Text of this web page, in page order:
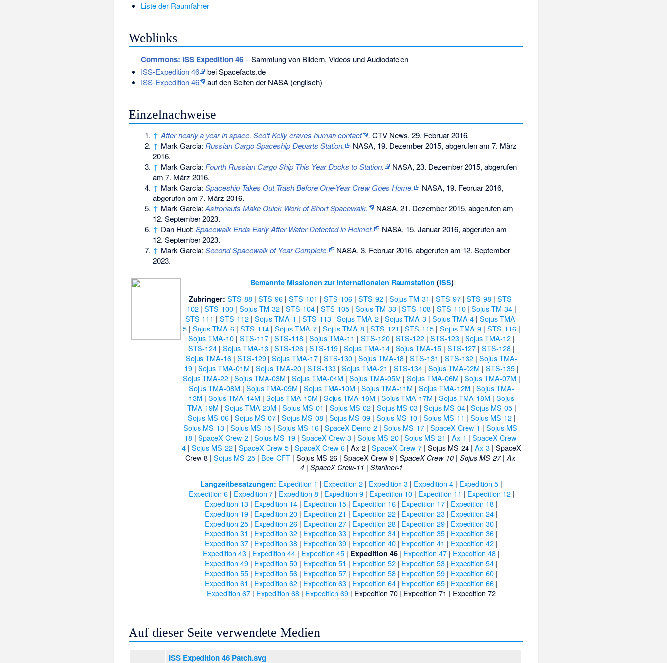
Liste der Raumfahrer
Weblinks
Commons: ISS Expedition 46– Sammlung von Bildern, Videos und Audiodateien
ISS-Expedition 46
bei Spacefacts.de
ISS-Expedition 46
auf den Seiten der NASA (englisch)
Einzelnachweise
↑ After nearly a year in space, Scott Kelly craves human contact . CTV News, 29. Februar 2016.
↑ Mark Garcia: Russian Cargo Spaceship Departs Station. NASA, 19. Dezember 2015, abgerufen am 7. März
2016.
↑ Mark Garcia: Fourth Russian Cargo Ship This Year Docks to Station. NASA, 23. Dezember 2015, abgerufen
am 7. März 2016.
↑ Mark Garcia: Spaceship Takes Out Trash Before One-Year Crew Goes Home.
NASA, 19. Februar 2016,
abgerufen am 7. März 2016.
↑ Mark Garcia: Astronauts Make Quick Work of Short Spacewalk. NASA, 21. Dezember 2015, abgerufen am
12. September 2023.
↑ Dan Huot: Spacewalk Ends Early After Water Detected in Helmet. NASA, 15. Januar 2016, abgerufen am
12. September 2023.
↑ Mark Garcia: Second Spacewalk of Year Complete. NASA, 3. Februar 2016, abgerufen am 12. September
2023.
Bemannte Missionen zur Internationalen Raumstation (ISS)
Zubringer: STS-88 |STS-96 |STS-101 |STS-106 |STS-92 |Sojus TM-31 |STS-97 |STS-98 |STS-
102 |STS-100 |Sojus TM-32 |STS-104 |STS-105 |Sojus TM-33 |STS-108 |STS-110 |Sojus TM-34 |
STS-111 |STS-112 |Sojus TMA-1 |STS-113 |Sojus TMA-2 |Sojus TMA-3 |Sojus TMA-4 |Sojus TMA-
5 |Sojus TMA-6 |STS-114 |Sojus TMA-7 |Sojus TMA-8 |STS-121 |STS-115 |Sojus TMA-9 |STS-116 |
Sojus TMA-10 |STS-117 |STS-118 |Sojus TMA-11 |STS-120 |STS-122 |STS-123 |Sojus TMA-12 |
STS-124 |Sojus TMA-13 |STS-126 |STS-119 |Sojus TMA-14 |Sojus TMA-15 |STS-127 |STS-128 |
Sojus TMA-16 |STS-129 |Sojus TMA-17 |STS-130 |Sojus TMA-18 |STS-131 |STS-132 |Sojus TMA-
19 |Sojus TMA-01M |Sojus TMA-20 |STS-133 |Sojus TMA-21 |STS-134 |Sojus TMA-02M |STS-135 |
Sojus TMA-22 |Sojus TMA-03M |Sojus TMA-04M |Sojus TMA-05M |Sojus TMA-06M |Sojus TMA-07M |
Sojus TMA-08M |Sojus TMA-09M |Sojus TMA-10M |Sojus TMA-11M |Sojus TMA-12M |Sojus TMA-
13M |Sojus TMA-14M |Sojus TMA-15M |Sojus TMA-16M |Sojus TMA-17M |Sojus TMA-18M |Sojus
TMA-19M | Sojus TMA-20M | Sojus MS-01 | Sojus MS-02| Sojus MS-03| Sojus MS-04| Sojus MS-05|
Sojus MS-06| Sojus MS-07| Sojus MS-08| Sojus MS-09| Sojus MS-10| Sojus MS-11 | Sojus MS-12|
Sojus MS-13 |Sojus MS-15 |Sojus MS-16 |SpaceX Demo-2 |Sojus MS-17 |SpaceX Crew-1 |Sojus MS-
18 |SpaceX Crew-2 |Sojus MS-19 |SpaceX Crew-3 |Sojus MS-20 |Sojus MS-21 |Ax-1 |SpaceX Crew-
4 |Sojus MS-22 |SpaceX Crew-5 |SpaceX Crew-6 |Ax-2 |SpaceX Crew-7 |Sojus MS-24 |Ax-3 |SpaceX
Crew-8 |Sojus MS-25 | Boe-CFT |Sojus MS-26 |SpaceX Crew-9 |SpaceX Crew-10 |Sojus MS-27|Ax-
4| SpaceX Crew-11 | Starliner-1
Langzeitbesatzungen: Expedition 1 | Expedition 2 | Expedition 3 | Expedition 4 | Expedition 5 |
Expedition 6| Expedition 7| Expedition 8| Expedition 9| Expedition 10| Expedition 11 | Expedition 12|
Expedition 13 | Expedition 14 | Expedition 15 | Expedition 16 | Expedition 17 | Expedition 18 |
Expedition 19 | Expedition 20 | Expedition 21 | Expedition 22 | Expedition 23 | Expedition 24 |
Expedition 25 | Expedition 26 | Expedition 27 | Expedition 28 | Expedition 29 | Expedition 30 |
Expedition 31 | Expedition 32 | Expedition 33 | Expedition 34 | Expedition 35 | Expedition 36 |
Expedition 37 | Expedition 38 | Expedition 39 | Expedition 40 | Expedition 41 | Expedition 42 |
Expedition 43 | Expedition 44 | Expedition 45 | Expedition 46 | Expedition 47 | Expedition 48 |
Expedition 49 | Expedition 50 | Expedition 51 | Expedition 52 | Expedition 53 | Expedition 54 |
Expedition 55 | Expedition 56 | Expedition 57 | Expedition 58 | Expedition 59 | Expedition 60 |
Expedition 61 | Expedition 62 | Expedition 63 | Expedition 64 | Expedition 65 | Expedition 66 |
Expedition 67 | Expedition 68 | Expedition 69 | Expedition 70 | Expedition 71 | Expedition 72
Auf dieser Seite verwendete Medien
ISS Expedition 46 Patch.svg